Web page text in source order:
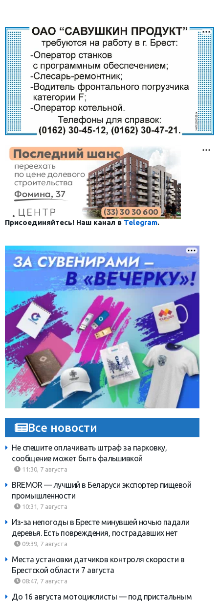
Присоединяйтесь! Наш канал в Telegram.
Все новости
Не спешите оплачивать штраф за парковку,
сообщение может быть фальшивкой
11:30, 7 августа
BREMOR — лучший в Беларуси экспортер пищевой
промышленности
10:31, 7 августа
Из-за непогоды в Бресте минувшей ночью падали
деревья. Есть повреждения, пострадавших нет
09:39, 7 августа
Места установки датчиков контроля скорости в
Брестской области 7 августа
08:47, 7 августа
До 16 августа мотоциклисты — под пристальным